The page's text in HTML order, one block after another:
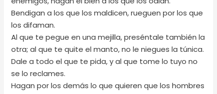
Bendigan a los que los maldicen, rueguen por los que
los difaman.
Al que te pegue en una mejilla, preséntale también la
otra; al que te quite el manto, no le niegues la túnica.
Dale a todo el que te pida, y al que tome lo tuyo no
se lo reclames.
Hagan por los demás lo que quieren que los hombres